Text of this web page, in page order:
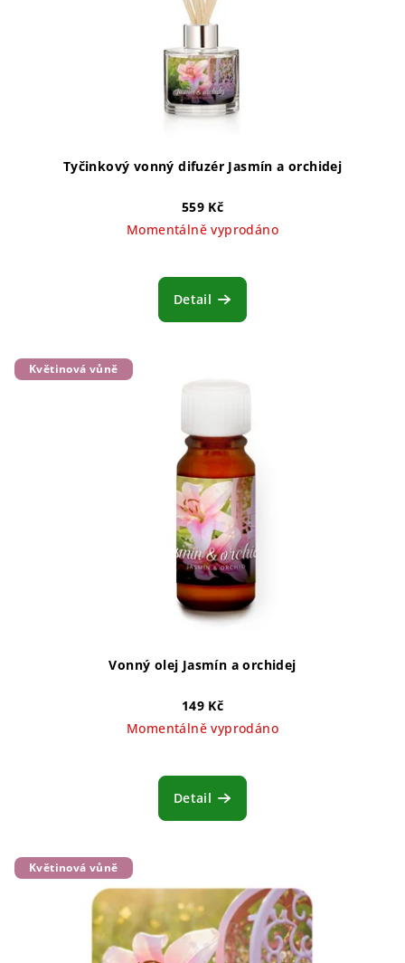
Tyčinkový vonný difuzér Jasmín a orchidej
559 Kč
Momentálně vyprodáno
Detail
Květinová vůně
Vonný olej Jasmín a orchidej
149 Kč
Momentálně vyprodáno
Detail
Květinová vůně